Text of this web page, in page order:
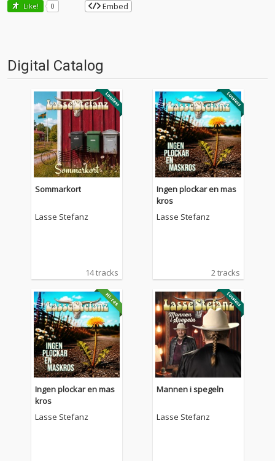
Like! 0 Embed
Digital Catalog
Sommarkort
Lasse Stefanz
14 tracks
Ingen plockar en mas
kros
Lasse Stefanz
2 tracks
Ingen plockar en mas
kros
Lasse Stefanz
Mannen i spegeln
Lasse Stefanz